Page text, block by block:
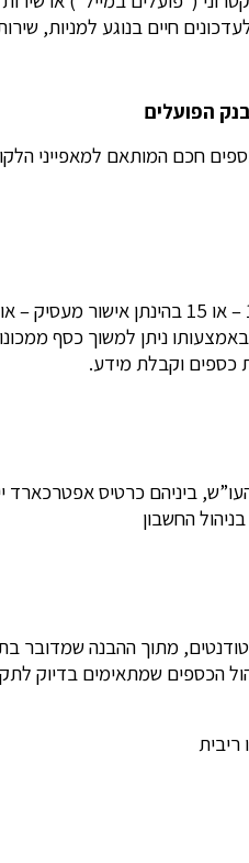
חיים בנוגע למניות,
הפועלים
חכם המותאם למאפייני
כספים וקבלת מידע.
העו”ש, ביניהם כרטיס
החשבון
מתוך ההבנה
הכספים שמתאימים בדיוק